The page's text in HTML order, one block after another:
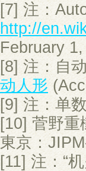
[7] 注：
http://
February
[8] 注：自
动人形
[9] 注：单
[10] 菅野
東京：
[11] 注：“